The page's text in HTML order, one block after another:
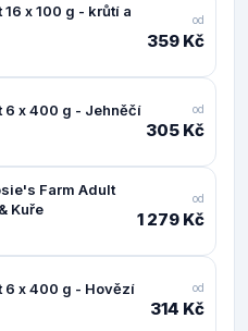
x 100 g - krůtí a
od
359 Kč
Rosie's Farm Adult 6 x 400 g - Jehněčí od
305 Kč
Farm Adult
& Kuře
od
1 279 Kč
Rosie's Farm Adult 6 x 400 g - Hovězí od
314 Kč